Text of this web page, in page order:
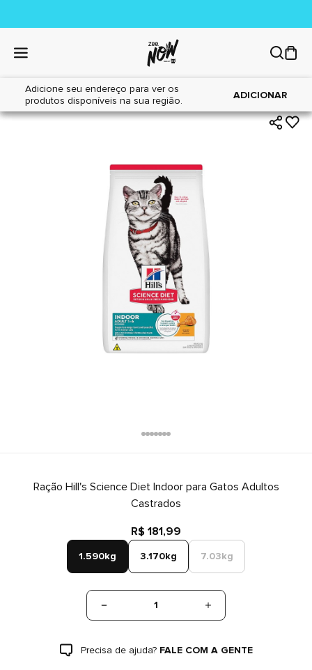
Adicione seu endereço para ver os
produtos disponíveis na sua região.
ADICIONAR
Home|Gatos|Alimentos
Ração Hill's Science Diet Indoor para Gatos Adultos
Castrados
R$ 181,99
1.590kg 3.170kg 7.03kg
1
Precisa de ajuda? FALE COM A GENTE